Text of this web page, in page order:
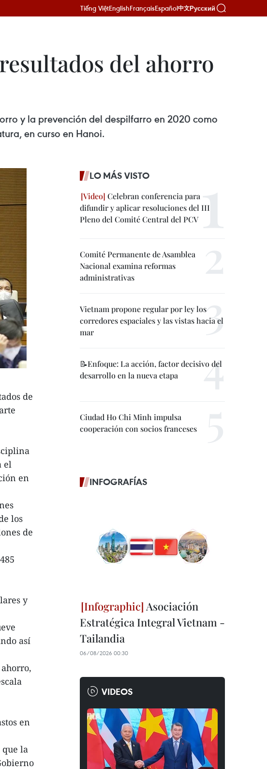
Tiếng ViệtEnglishFrançaisEspañol中文Русский
del ahorro
y la prevención del despilfarro en 2020 como
en curso en Hanoi.
de
el
en
los
de
y
así
en
que la
LO MÁS VISTO
Celebran conferencia para
difundir y aplicar resoluciones del III
Pleno del Comité Central del PCV
Comité Permanente de Asamblea
Nacional examina reformas
administrativas
Vietnam propone regular por ley los
corredores espaciales y las vistas hacia el
mar
📝Enfoque: La acción, factor decisivo del
desarrollo en la nueva etapa
Ciudad Ho Chi Minh impulsa
cooperación con socios franceses
INFOGRAFÍAS
Asociación
Estratégica Integral Vietnam -
Tailandia
06/08/2026 00:30
VIDEOS